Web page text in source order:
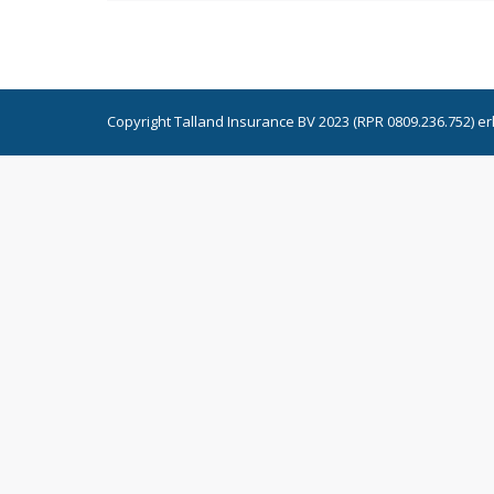
Copyright Talland Insurance BV 2023 (RPR 0809.236.752)